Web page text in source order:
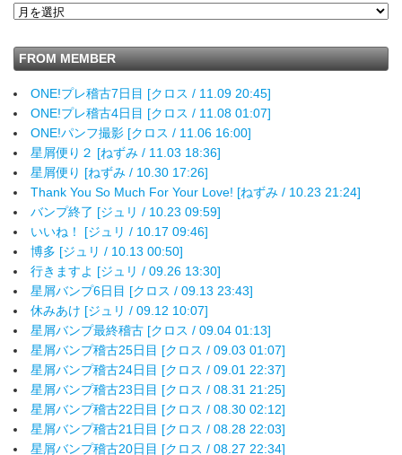
FROM MEMBER
ONE!プレ稽古7日目 [クロス / 11.09 20:45]
ONE!プレ稽古4日目 [クロス / 11.08 01:07]
ONE!パンフ撮影 [クロス / 11.06 16:00]
星屑便り２ [ねずみ / 11.03 18:36]
星屑便り [ねずみ / 10.30 17:26]
Thank You So Much For Your Love! [ねずみ / 10.23 21:24]
バンプ終了 [ジュリ / 10.23 09:59]
いいね！ [ジュリ / 10.17 09:46]
博多 [ジュリ / 10.13 00:50]
行きますよ [ジュリ / 09.26 13:30]
星屑バンプ6日目 [クロス / 09.13 23:43]
休みあけ [ジュリ / 09.12 10:07]
星屑バンプ最終稽古 [クロス / 09.04 01:13]
星屑バンプ稽古25日目 [クロス / 09.03 01:07]
星屑バンプ稽古24日目 [クロス / 09.01 22:37]
星屑バンプ稽古23日目 [クロス / 08.31 21:25]
星屑バンプ稽古22日目 [クロス / 08.30 02:12]
星屑バンプ稽古21日目 [クロス / 08.28 22:03]
星屑バンプ稽古20日目 [クロス / 08.27 22:34]